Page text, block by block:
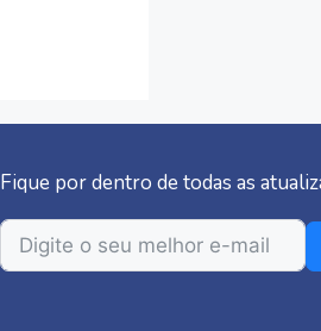
Fique por dentro de todas as